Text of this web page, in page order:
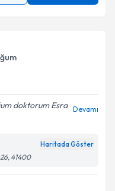
doktorum Esra
Devamı
Haritada Göster
41400